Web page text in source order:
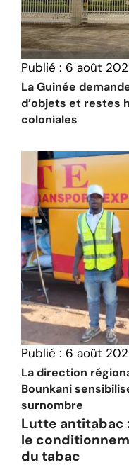
Publié : 6 août
La Guinée
d’objets et restes
coloniales
Publié : 6 août
La direction
Bounkani
surnombre
Lutte antitabac
le
du tabac